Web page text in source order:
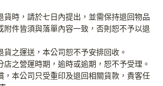
時，請於七日內提出，並需保持退回物品
附件皆須與落單內容一致，否則恕不予以退
之運送，本公司恕不予安排回收。
之營運時期，逾時或逾期，恕不予受理。
本公司只受重印及退回相關貨款，貴客任